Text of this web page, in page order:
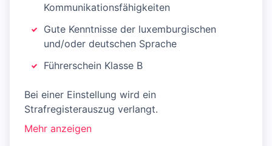
Kommunikationsfähigkeiten
Gute Kenntnisse der luxemburgischen
und/oder deutschen Sprache
Führerschein Klasse B
Bei einer Einstellung wird ein
Strafregisterauszug verlangt.
Mehr anzeigen